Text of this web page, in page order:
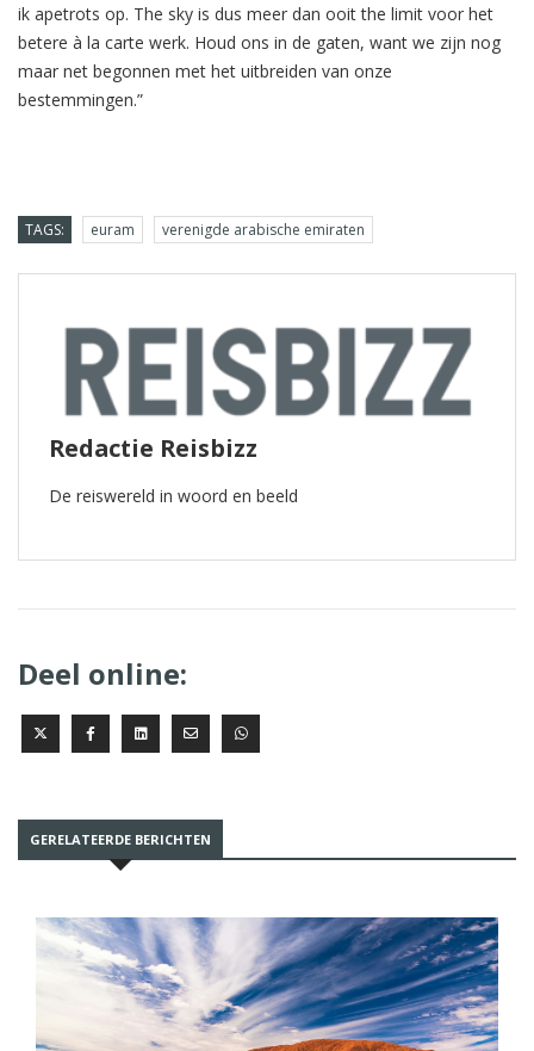
ik apetrots op. The sky is dus meer dan ooit the limit voor het
betere à la carte werk. Houd ons in de gaten, want we zijn nog
maar net begonnen met het uitbreiden van onze
bestemmingen.”
TAGS: euram verenigde arabische emiraten
Redactie Reisbizz
De reiswereld in woord en beeld
Deel online:
GERELATEERDE BERICHTEN